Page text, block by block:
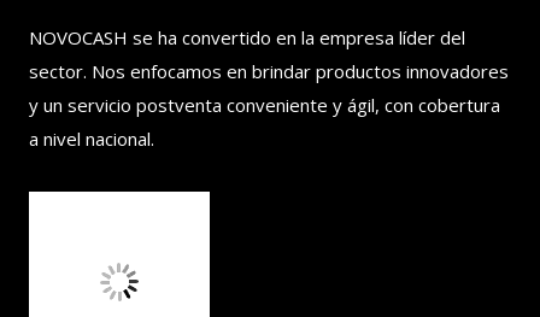
NOVOCASH se ha convertido en la empresa líder del
sector. Nos enfocamos en brindar productos innovadores
y un servicio postventa conveniente y ágil, con cobertura
a nivel nacional.